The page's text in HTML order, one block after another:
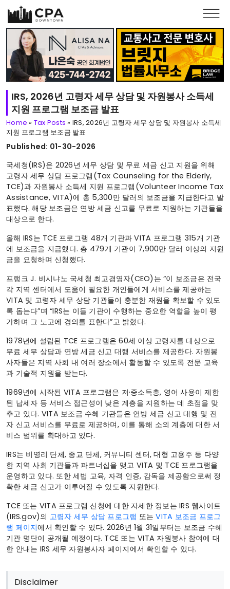
Skip to main content
IRS, 2026년 고령자 세무 상담 및 자원봉사 소득세
지원 프로그램 보조금 발표
Home » Tax Posts » IRS, 2026년 고령자 세무 상담 및 자원봉사 소득세
지원 프로그램 보조금 발표
Published: 01-30-2026
국세청(IRS)은 2026년 세무 상담 및 무료 세금 신고 지원을 위해
고령자 세무 상담 프로그램(Tax Counseling for the Elderly,
TCE)과 자원봉사 소득세 지원 프로그램(Volunteer Income Tax
Assistance, VITA)에 총 5,300만 달러의 보조금을 지급한다고 발
표했다. 해당 보조금은 연방 세금 신고를 무료로 지원하는 기관들을
대상으로 한다.
올해 IRS는 TCE 프로그램 48개 기관과 VITA 프로그램 315개 기관
에 보조금을 지급했다. 총 479개 기관이 7,900만 달러 이상의 지원
금을 요청하며 신청했다.
프랭크 J. 비시냐노 국세청 최고경영자(CEO)는 “이 보조금은 전국
각 지역 센터에서 도움이 필요한 개인들에게 서비스를 제공하는
VITA 및 고령자 세무 상담 기관들이 충분한 재원을 확보할 수 있도
록 돕는다”며 “IRS는 이들 기관이 수행하는 중요한 역할을 높이 평
가하며 그 노고에 경의를 표한다”고 밝혔다.
1978년에 설립된 TCE 프로그램은 60세 이상 고령자를 대상으로
무료 세무 상담과 연방 세금 신고 대행 서비스를 제공한다. 자원봉
사자들은 지역 사회 내 여러 장소에서 활동할 수 있도록 전문 교육
과 기술적 지원을 받는다.
1969년에 시작된 VITA 프로그램은 저·중소득층, 영어 사용이 제한
된 납세자 등 서비스 접근성이 낮은 계층을 지원하는 데 초점을 맞
추고 있다. VITA 보조금 수혜 기관들은 연방 세금 신고 대행 및 전
자 신고 서비스를 무료로 제공하며, 이를 통해 소외 계층에 대한 서
비스 범위를 확대하고 있다.
IRS는 비영리 단체, 종교 단체, 커뮤니티 센터, 대형 고용주 등 다양
한 지역 사회 기관들과 파트너십을 맺고 VITA 및 TCE 프로그램을
운영하고 있다. 또한 세법 교육, 자격 인증, 감독을 제공함으로써 정
확한 세금 신고가 이루어질 수 있도록 지원한다.
TCE 또는 VITA 프로그램 신청에 대한 자세한 정보는 IRS 웹사이트
(IRS.gov)의 고령자 세무 상담 프로그램 또는VITA 보조금 프로그
램 페이지에서 확인할 수 있다. 2026년 1월 31일부터는 보조금 수혜
기관 명단이 공개될 예정이다. TCE 또는 VITA 자원봉사 참여에 대
한 안내는 IRS 세무 자원봉사자 페이지에서 확인할 수 있다.
Disclaimer